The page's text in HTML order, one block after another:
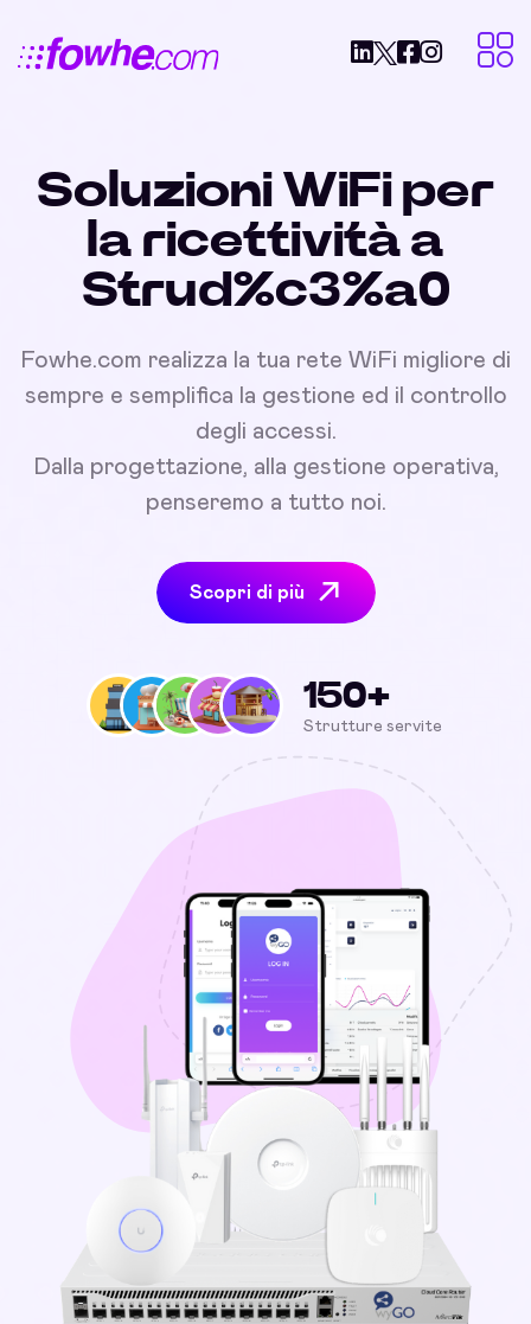
Soluzioni WiFi per
la ricettività a
Strud%c3%a0
Fowhe.com realizza la tua rete WiFi migliore di
sempre e semplifica la gestione ed il controllo
degli accessi.
Dalla progettazione, alla gestione operativa,
penseremo a tutto noi.
Scopri di più
150+
Strutture servite